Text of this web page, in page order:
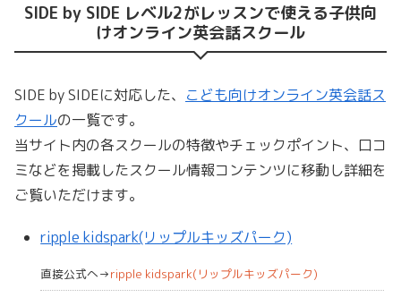
SIDE by SIDE レベル2がレッスンで使える子供向
けオンライン英会話スクール
SIDE by SIDEに対応した、 こども向けオンライン英会話ス
クールの一覧です。
当サイト内の各スクールの特徴やチェックポイント、口コ
ミなどを掲載したスクール情報コンテンツに移動し詳細を
ご覧いただけます。
ripple kidspark(リップルキッズパーク)
直接公式へ→ripple kidspark(リップルキッズパーク)